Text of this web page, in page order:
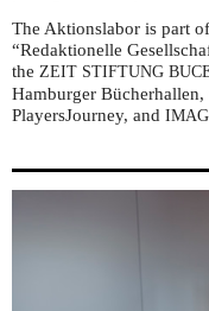
The Aktionslabor is part
“Redaktionelle
the ZEIT STIFTUNG
Hamburger
PlayersJourney, and